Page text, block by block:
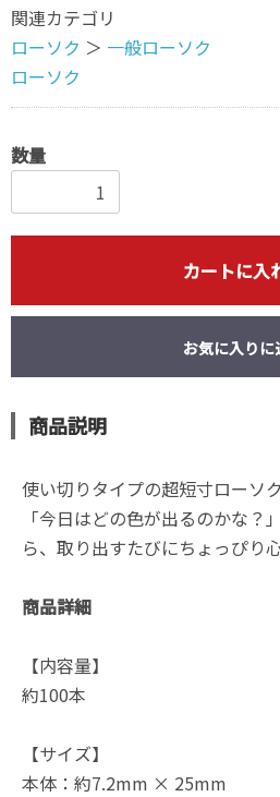
関連カテゴリ
ローソク ＞ 一般ローソク
ローソク
数量
カートに入
お気に入りに
商品説明
使い切りタイプの超短寸ローソク
「今日はどの色が出るのかな？
ら、取り出すたびにちょっぴり
商品詳細
【内容量】
約100本
【サイズ】
本体：約7.2mm × 25mm